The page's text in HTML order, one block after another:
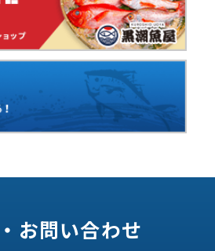
お問い合わせ